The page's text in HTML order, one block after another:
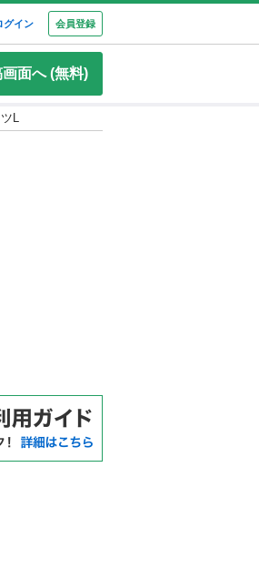
グイン 会員登録
面へ (無料)
L